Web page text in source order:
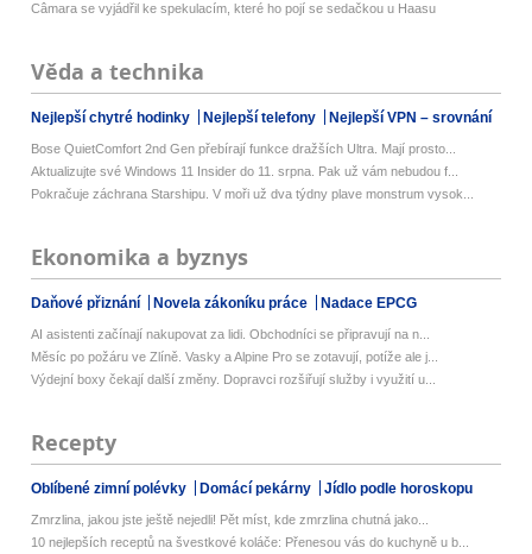
Câmara se vyjádřil ke spekulacím, které ho pojí se sedačkou u Haasu
Věda a technika
Nejlepší chytré hodinky Nejlepší telefony Nejlepší VPN – srovnání
Bose QuietComfort 2nd Gen přebírají funkce dražších Ultra. Mají prosto...
Aktualizujte své Windows 11 Insider do 11. srpna. Pak už vám nebudou f...
Pokračuje záchrana Starshipu. V moři už dva týdny plave monstrum vysok...
Ekonomika a byznys
Daňové přiznání Novela zákoníku práce Nadace EPCG
AI asistenti začínají nakupovat za lidi. Obchodníci se připravují na n...
Měsíc po požáru ve Zlíně. Vasky a Alpine Pro se zotavují, potíže ale j...
Výdejní boxy čekají další změny. Dopravci rozšiřují služby i využití u...
Recepty
Oblíbené zimní polévky Domácí pekárny Jídlo podle horoskopu
Zmrzlina, jakou jste ještě nejedli! Pět míst, kde zmrzlina chutná jako...
10 nejlepších receptů na švestkové koláče: Přenesou vás do kuchyně u b...